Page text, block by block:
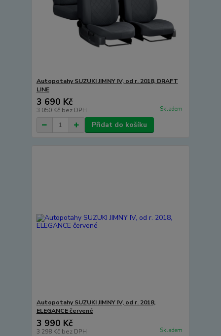
Autopotahy SUZUKI JIMNY IV, od r. 2018, DRAFT
LINE
3 690 Kč
3 050 Kč bez DPH Skladem
Přidat do košíku
Autopotahy SUZUKI JIMNY IV, od r. 2018,
ELEGANCE červené
3 990 Kč
3 298 Kč bez DPH Skladem